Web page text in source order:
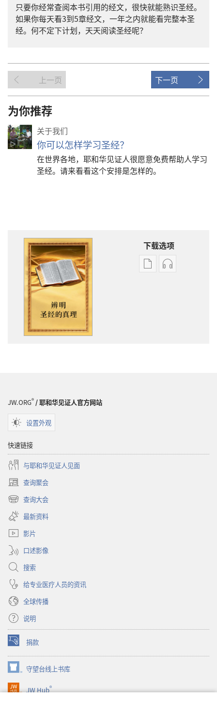
只要你经常查阅本书引用的经文，很快就能熟识圣经。
如果你每天看3到5章经文，一年之内就能看完整本圣
经。何不定下计划，天天阅读圣经呢？
上一页 下一页
为你推荐
关于我们
你可以怎样学习圣经？
在世界各地，耶和华见证人很愿意免费帮助人学习
圣经。请来看看这个安排是怎样的。
下载选项
电
录
JW.ORG®/ 耶和华见证人官方网站
设置外观
快速链接
与耶和华见证人见面
查询聚会
（打
开
新
窗
口）
查询大会
（打
开
新
窗
最新资料
影片
口述影像
搜索
给专业医疗人员的资讯
全球传播
说明
捐款
（打
开
新
窗
口）
守望台线上书库
（打
开
新
JW Hub®
（打